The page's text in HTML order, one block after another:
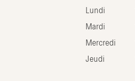
Lundi
Mardi
Mercredi
Jeudi